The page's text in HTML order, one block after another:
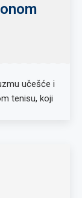
učešće i
tenisu, koji